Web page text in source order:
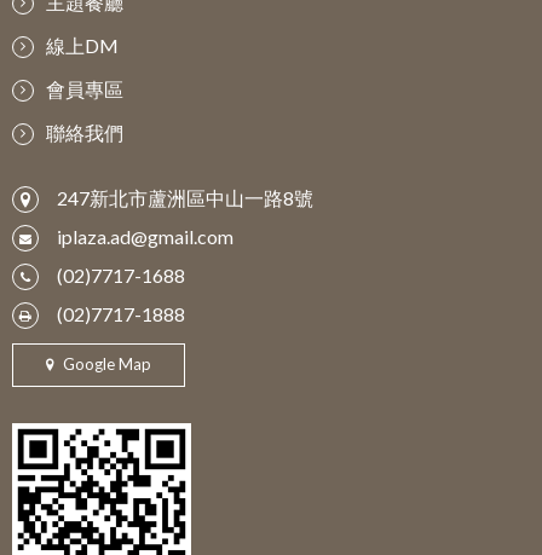
線上DM
會員專區
聯絡我們
247新北市蘆洲區中山一路8號
iplaza.ad@gmail.com
(02)7717-1688
(02)7717-1888
Google Map